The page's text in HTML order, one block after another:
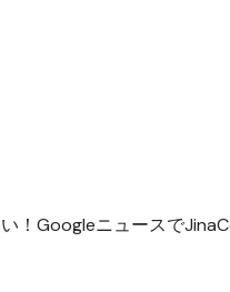
！Googleニュースで